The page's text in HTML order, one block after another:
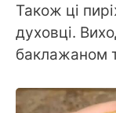
Також ці
духовці.
баклажаном